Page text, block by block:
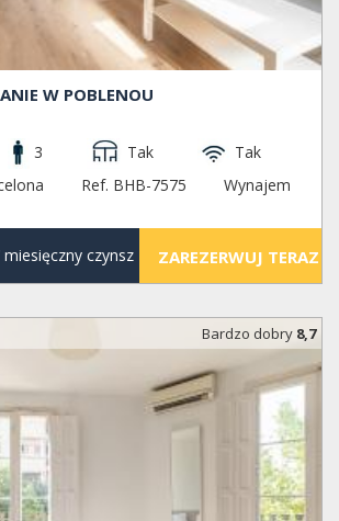
W POBLENOU
3 Tak
Tak
Ref. BHB-7575
Wynajem
czynsz ZAREZERWUJ TERAZ
Bardzo dobry 8,7